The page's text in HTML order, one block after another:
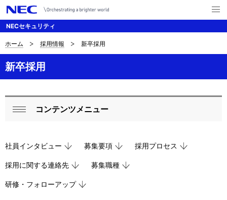
NECセキュリティ
メ
ニ
ナ
ビ
ゲ
ー
ン
B
r
c
r
ホーム 採用情報 新卒採用
新卒採用
c
a
l
る
コンテンツメニュー
社員インタビュー 募集要項 採用プロセス
採用に関する連絡先 募集職種
研修・フォローアップ